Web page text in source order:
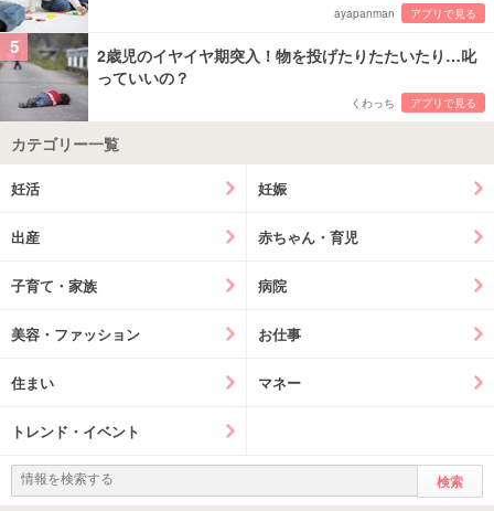
ayapanman アプリで見る
5
2歳児のイヤイヤ期突入！物を投げたりたたいたり…叱
っていいの？
くわっち アプリで見る
カテゴリー一覧
妊活 妊娠
出産 赤ちゃん・育児
子育て・家族 病院
美容・ファッション お仕事
住まい マネー
トレンド・イベント